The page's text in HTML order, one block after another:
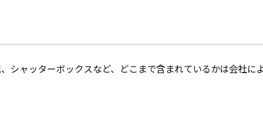
ャッターボックスなど、どこまで含まれているかは会社に